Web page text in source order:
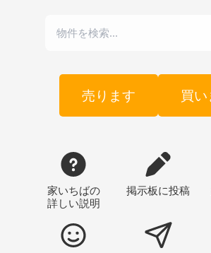
売ります 買
家いちばの
詳しい説明
掲示板に投稿